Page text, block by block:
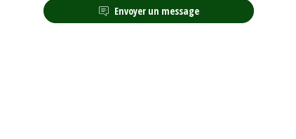
Envoyer un message